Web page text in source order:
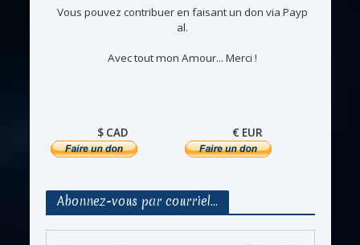
Vous pouvez contribuer en faisant un don via Payp
al.
Avec tout mon Amour... Merci !
$ CAD € EUR
Abonnez-vous par courriel…